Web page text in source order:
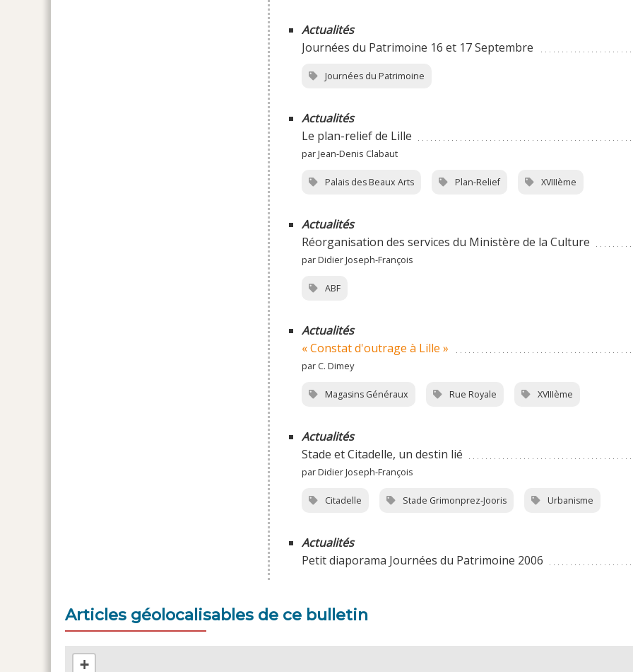
Actualités
Journées du Patrimoine 16 et 17 Septembre
Journées du Patrimoine
Actualités
Le plan-relief de Lille
par Jean-Denis Clabaut
Palais des Beaux Arts Plan-Relief XVIIIème
Actualités
Réorganisation des services du Ministère de la Culture
par Didier Joseph-François
ABF
Actualités
« Constat d'outrage à Lille »
par C. Dimey
Magasins Généraux Rue Royale XVIIIème
Actualités
Stade et Citadelle, un destin lié
par Didier Joseph-François
Citadelle Stade Grimonprez-Jooris Urbanisme
Actualités
Petit diaporama Journées du Patrimoine 2006
Articles géolocalisables de ce bulletin
+